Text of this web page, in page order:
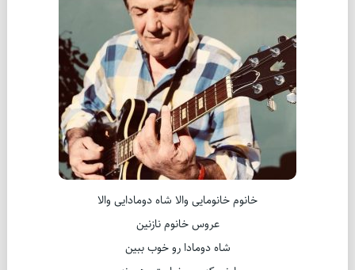
خانوم خانومایی والا شاه دومادایی والا
عروس خانوم نازنین
شاه دومادا رو خوب ببین